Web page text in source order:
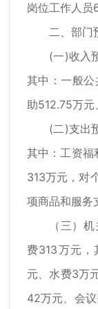
岗位工作人员
二、部门
(一)收入
其中：一般
助512.75万元
(二)支出
其中：工资福
313万元，对
项商品和服务
（三）
费313万元
元、水费3万
42万元、会